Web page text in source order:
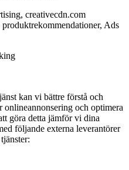
creativecdn.com
Ads
kan vi bättre förstå och
onlineannonsering och optimera
göra detta jämför vi dina
följande externa leverantörer